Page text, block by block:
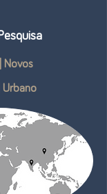
Novos
Urbano